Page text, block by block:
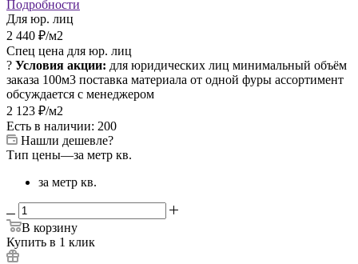
Подробности
Для юр. лиц
2 440 ₽/м2
Спец цена для юр. лиц
? Условия акции: для юридических лиц минимальный объём
заказа 100м3 поставка материала от одной фуры ассортимент
обсуждается с менеджером
2 123 ₽/м2
Есть в наличии: 200
Нашли дешевле?
Тип цены—за метр кв.
за метр кв.
В корзину
Купить в 1 клик